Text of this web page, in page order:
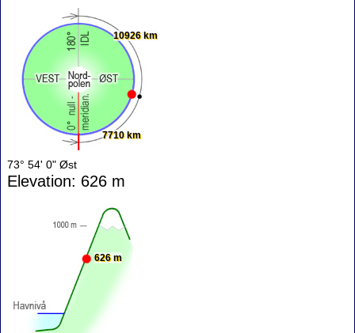
7710 km
10926 km
73° 54' 0" Øst
Elevation: 626 m
626 m